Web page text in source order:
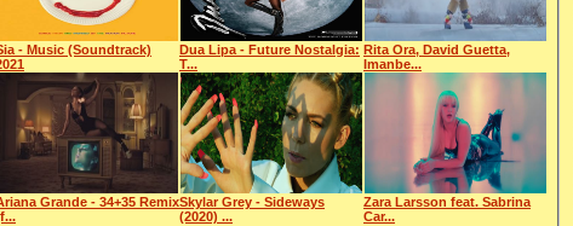
- Music (Soundtrack)
Dua Lipa - Future Nostalgia:
T...
Rita Ora, David Guetta,
Imanbe...
Grande - 34+35 RemixSkylar Grey - Sideways
(2020) ...
Zara Larsson feat. Sabrina
Car...